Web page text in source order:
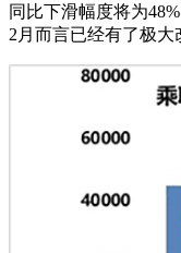
同比下滑幅度将为
2月而言已经有了极大